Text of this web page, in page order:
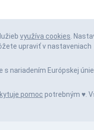
využíva cookies.
upraviť v nastaveniach
nariadením Európskej únie
pomoc potrebným ♥️.